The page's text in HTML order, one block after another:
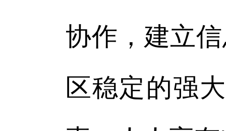
协作，建立
区稳定的强